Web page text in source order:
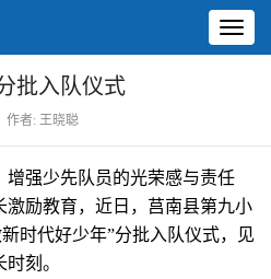
批入队仪式
作者: 王晓聪
强少先队员的光荣感与责任
励教育，近日，莒南县第九小
时代好少年”分批入队仪式，见
刻。